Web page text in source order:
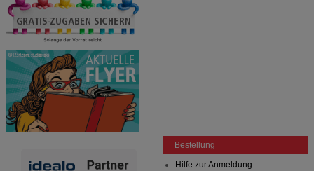
Bestellung
Hilfe zur Anmeldung